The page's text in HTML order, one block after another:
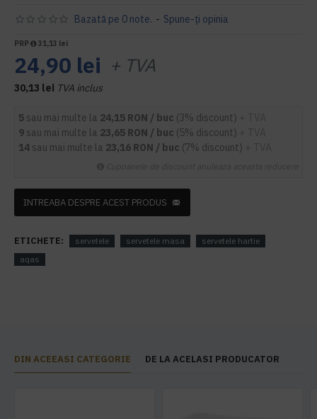
Bazată pe 0 note. - Spune-ţi opinia
PRP 31,13 lei
24,90 lei + TVA
30,13 lei TVA inclus
5 sau mai multe la 24,15 RON / buc (3% discount)
9 sau mai multe la 23,65 RON / buc (5% discount)
14 sau mai multe la 23,16 RON / buc (7% discount)
INTREABA DESPRE ACEST PRODUS
ETICHETE: servetele servetele masa
servetele hartie
aqas
DIN ACEEASI CATEGORIE DE LA ACELASI PRODUCATOR